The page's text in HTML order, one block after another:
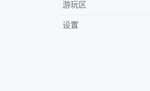
游玩区
设置